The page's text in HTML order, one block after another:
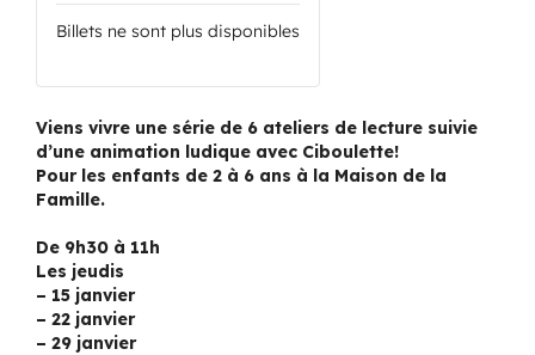
Billets ne sont plus disponibles
Viens vivre une série de 6 ateliers de lecture suivie
d’une animation ludique avec Ciboulette!
Pour les enfants de 2 à 6 ans à la Maison de la
Famille.
De 9h30 à 11h
Les jeudis
– 15 janvier
– 22 janvier
– 29 janvier